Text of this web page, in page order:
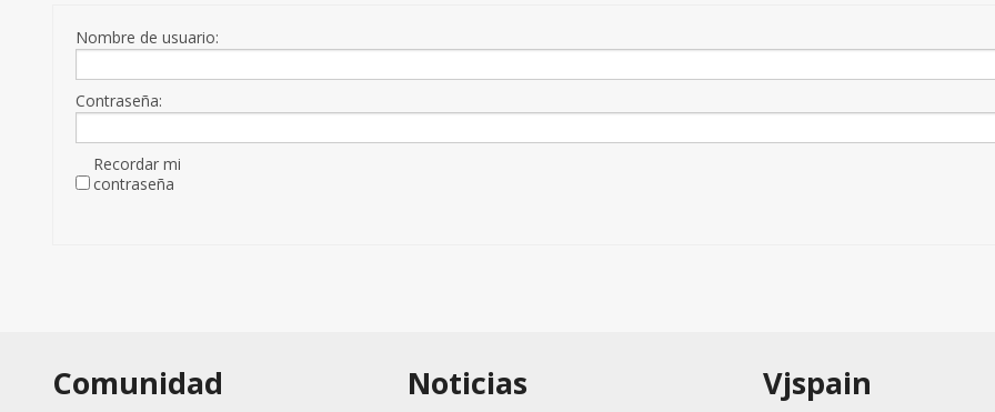
Nombre de usuario:
Contraseña:
Recordar mi
contraseña
Comunidad Noticias Vjspain